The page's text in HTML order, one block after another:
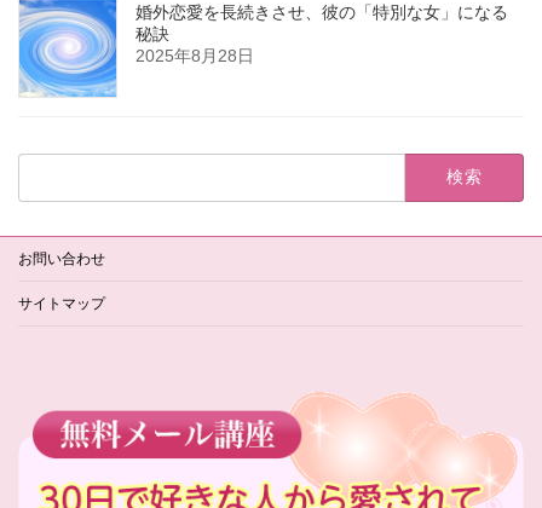
婚外恋愛を長続きさせ、彼の「特別な女」になる
秘訣
2025年8月28日
検
お問い合わせ
サイトマップ